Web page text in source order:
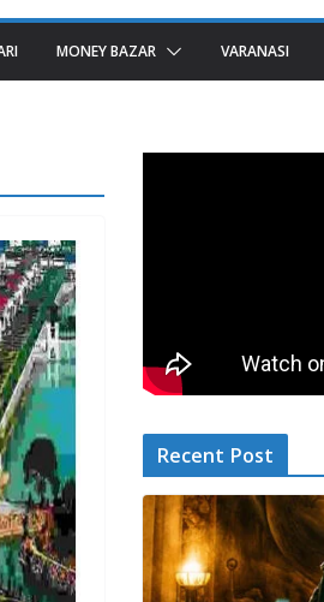
MONEY BAZAR VARANASI
Recent Post